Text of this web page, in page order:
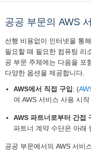
공공 부문의 AWS
선행 비용없이 인터넷을 통
필요할 때 필요한 컴퓨팅 리
공 부문 주체에는 다음을 포
다양한 옵션을 제공합니다.
AWS에서 직접 구입 : (
여 AWS 서비스 사용 시작
AWS 파트너로부터 간접
파트너 계약 수단은 아래
공공 부문에서의 AWS 서비